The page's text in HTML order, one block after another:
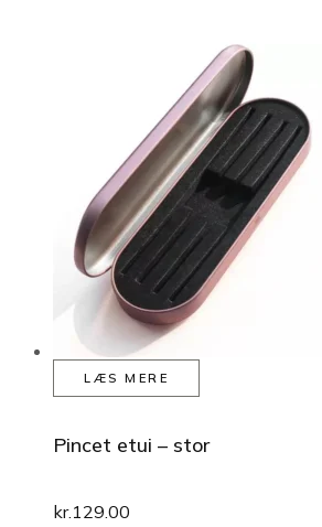
LÆS MERE
Pincet etui – stor
kr.129.00